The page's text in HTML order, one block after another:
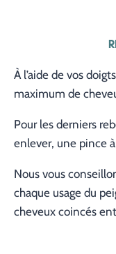
À l’aide de vos
maximum de
Pour les derniers
enlever, une pince
Nous vous
chaque usage du
cheveux coincés